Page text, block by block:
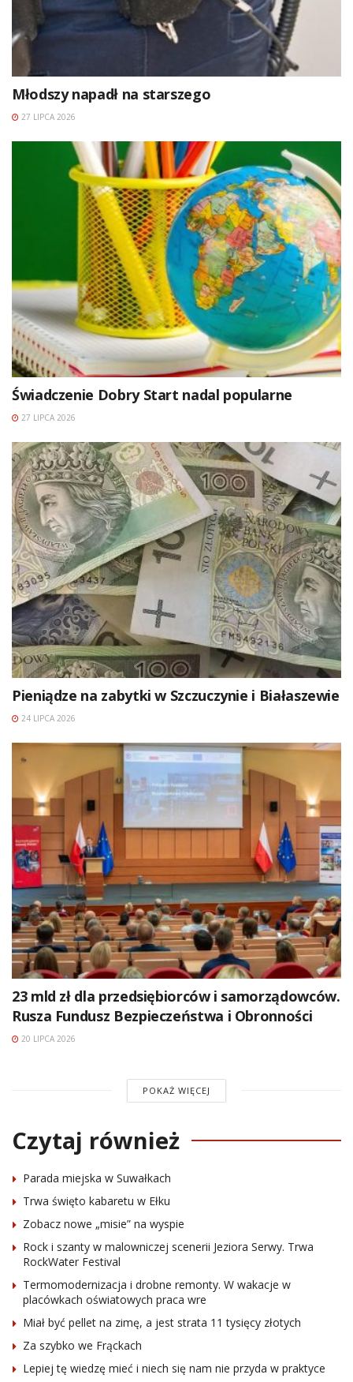
Młodszy napadł na starszego
27 LIPCA 2026
Świadczenie Dobry Start nadal popularne
27 LIPCA 2026
Pieniądze na zabytki w Szczuczynie i Białaszewie
24 LIPCA 2026
23 mld zł dla przedsiębiorców i samorządowców.
Rusza Fundusz Bezpieczeństwa i Obronności
20 LIPCA 2026
POKAŻ WIĘCEJ
Czytaj również
Parada miejska w Suwałkach
Trwa święto kabaretu w Ełku
Zobacz nowe „misie” na wyspie
Rock i szanty w malowniczej scenerii Jeziora Serwy. Trwa
RockWater Festival
Termomodernizacja i drobne remonty. W wakacje w
placówkach oświatowych praca wre
Miał być pellet na zimę, a jest strata 11 tysięcy złotych
Za szybko we Frąckach
Lepiej tę wiedzę mieć i niech się nam nie przyda w praktyce